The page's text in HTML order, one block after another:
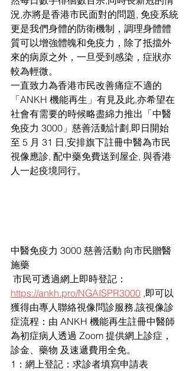
況,亦將是香港市民面對的問題, 免疫系統
更是我們身體的防衛機制，調理身體體
質可以增強體魄和免疫力，除了抵擋外
來的病原之外，一旦受到感染，症狀亦
較為輕微。
一直致力為香港市民改善痛症不適的
「ANKH 機能再生」有見及此,亦希望在
社會有需要的時候略盡綿力推出「中醫
免疫力 3000」慈善活動計劃,即日開始
至 5 月 31 日,安排旗下註冊中醫為市民
視像應診, 配中藥免費送到屋企, 與香港
人一起疫境同行。
中醫免疫力 3000 慈善活動 向市民贈醫
施藥
市民可透過網上即時登記：
https://ankh.pro/NGAISPR3000 ,即可以
獲得由專人聯絡視像問診服務,該視像診
症流程：由 ANKH 機能再生註冊中醫師
為初症病人透過 Zoom 提供網上診症，
診金、藥物 及速遞費用全免。
1：網上登記：求診者填寫申請表